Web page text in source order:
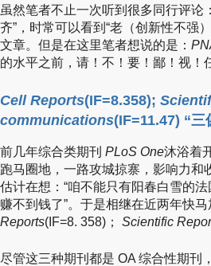
虽然笔者不止一次听到很多同行评
齐”，时常可以看到“老（创新性不强
文章。但是在这里笔者想说的是：
的水平之前，请！不！要！鄙！视！
Cell Reports(IF=8.358);
communications(IF=11.47) “三
前几年综合类期刊 PLoS One沐浴着
跑马圈地，一路攻城掠寨，影响力和
估计在想：“咱不能只有阳春白雪的
赚不到钱了”。于是相继在近两年快
Reports(IF=8. 358)； Scientific
尽管这三种期刊都是 OA 综合性期刊